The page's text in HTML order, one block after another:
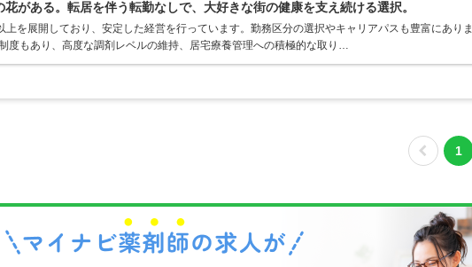
がある。転居を伴う転勤なしで、大好きな街の健康を支え続ける選択。
上を展開しており、安定した経営を行っています。勤務区分の選択やキャリアパスも豊富にありま
度もあり、高度な調剤レベルの維持、居宅療養管理への積極的な取り…
1